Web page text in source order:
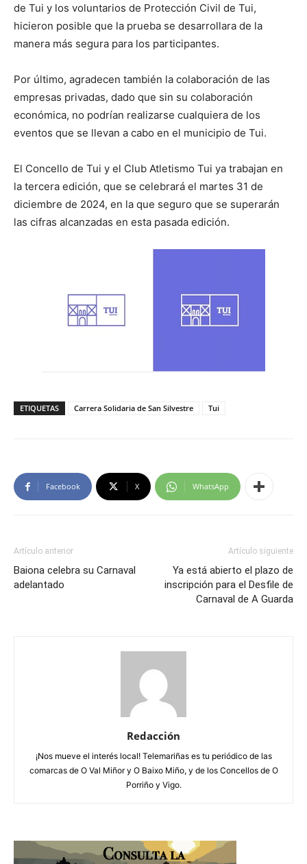
de Tui y los voluntarios de Protección Civil de Tui,
hicieron posible que la prueba se desarrollara de la
manera más segura para los participantes.
Por último, agradecen también la colaboración de las
empresas privadas, dado que sin su colaboración
económica, no podrían realizarse cualquiera de los
eventos que se llevan a cabo en el municipio de Tui.
El Concello de Tui y el Club Atletismo Tui ya trabajan en
la tercera edición, que se celebrará el martes 31 de
diciembre de 2024, en la que seguro que se superarán
las cifras alcanzadas en esta pasada edición.
ETIQUETAS Carrera Solidaria de San Silvestre Tui
Facebook X WhatsApp
Artículo anterior
Baiona celebra su Carnaval
adelantado
Artículo siguiente
Ya está abierto el plazo de
inscripción para el Desfile de
Carnaval de A Guarda
Redacción
¡Nos mueve el interés local! Telemariñas es tu periódico de las
comarcas de O Val Miñor y O Baixo Miño, y de los Concellos de O
Porriño y Vigo.